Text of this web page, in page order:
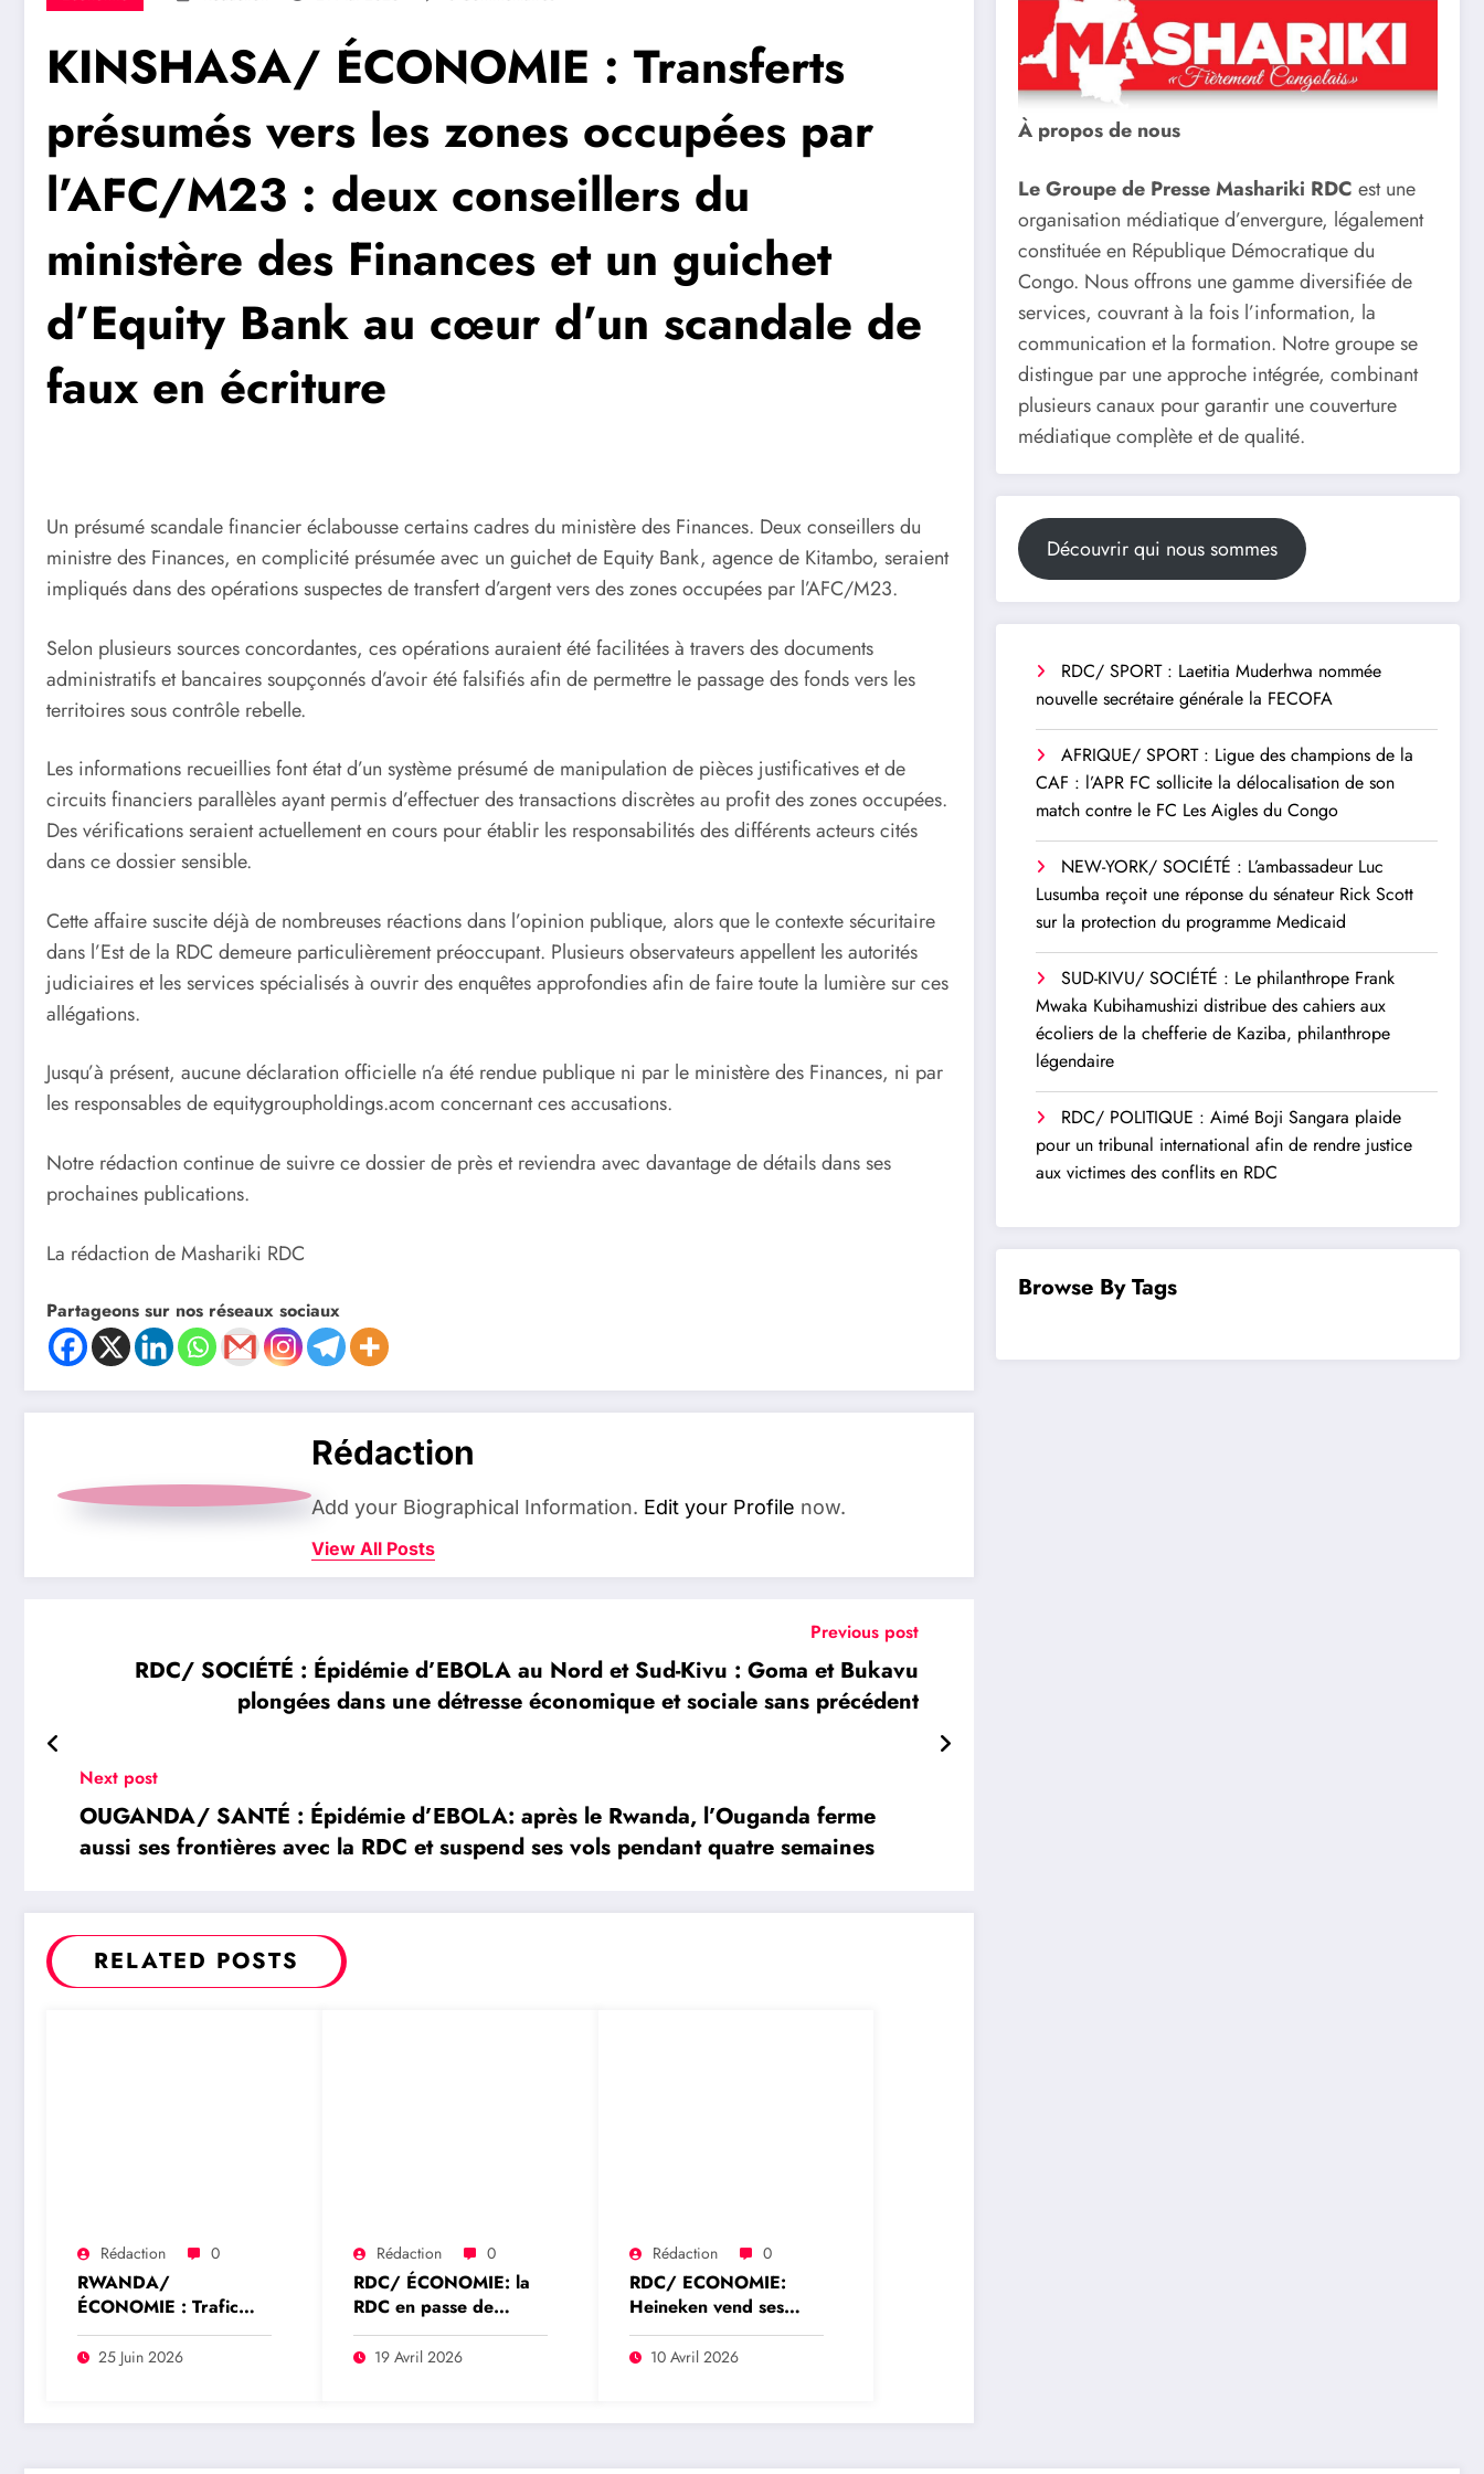
KINSHASA/ ÉCONOMIE : Transferts
présumés vers les zones occupées par
l’AFC/M23 : deux conseillers du
ministère des Finances et un guichet
d’Equity Bank au cœur d’un scandale de
faux en écriture
Un présumé scandale financier éclabousse certains cadres du ministère des Finances. Deux conseillers du
ministre des Finances, en complicité présumée avec un guichet de Equity Bank, agence de Kitambo, seraient
impliqués dans des opérations suspectes de transfert d’argent vers des zones occupées par l’AFC/M23.
Selon plusieurs sources concordantes, ces opérations auraient été facilitées à travers des documents
administratifs et bancaires soupçonnés d’avoir été falsifiés afin de permettre le passage des fonds vers les
territoires sous contrôle rebelle.
Les informations recueillies font état d’un système présumé de manipulation de pièces justificatives et de
circuits financiers parallèles ayant permis d’effectuer des transactions discrètes au profit des zones occupées.
Des vérifications seraient actuellement en cours pour établir les responsabilités des différents acteurs cités
dans ce dossier sensible.
Cette affaire suscite déjà de nombreuses réactions dans l’opinion publique, alors que le contexte sécuritaire
dans l’Est de la RDC demeure particulièrement préoccupant. Plusieurs observateurs appellent les autorités
judiciaires et les services spécialisés à ouvrir des enquêtes approfondies afin de faire toute la lumière sur ces
allégations.
Jusqu’à présent, aucune déclaration officielle n’a été rendue publique ni par le ministère des Finances, ni par
les responsables de equitygroupholdings.acom concernant ces accusations.
Notre rédaction continue de suivre ce dossier de près et reviendra avec davantage de détails dans ses
prochaines publications.
La rédaction de Mashariki RDC
Partageons sur nos réseaux sociaux
Rédaction
Add your Biographical Information. Edit your Profile now.
View All Posts
Previous post
RDC/ SOCIÉTÉ : Épidémie d’EBOLA au Nord et Sud-Kivu : Goma et Bukavu
plongées dans une détresse économique et sociale sans précédent
Next post
OUGANDA/ SANTÉ : Épidémie d’EBOLA: après le Rwanda, l’Ouganda ferme
aussi ses frontières avec la RDC et suspend ses vols pendant quatre semaines
RELATED POSTS
Rédaction 0
RWANDA/
ÉCONOMIE : Trafic
illicite de minerais : les
États-Unis frappent un
25 Juin 2026
Rédaction 0
RDC/ ÉCONOMIE: la
RDC en passe de
devenir la 5ᵉ puissance
d’Afrique
19 Avril 2026
Rédaction 0
RDC/ ECONOMIE:
Heineken vend ses
actions sans fermer
l’entreprise : Heineken
officiellement la RDC
10 Avril 2026
À propos de nous
Le Groupe de Presse Mashariki RDC est une
organisation médiatique d’envergure, légalement
constituée en République Démocratique du
Congo. Nous offrons une gamme diversifiée de
services, couvrant à la fois l’information, la
communication et la formation. Notre groupe se
distingue par une approche intégrée, combinant
plusieurs canaux pour garantir une couverture
médiatique complète et de qualité.
Découvrir qui nous sommes
RDC/ SPORT : Laetitia Muderhwa nommée
nouvelle secrétaire générale la FECOFA
AFRIQUE/ SPORT : Ligue des champions de la
CAF : l’APR FC sollicite la délocalisation de son
match contre le FC Les Aigles du Congo
NEW-YORK/ SOCIÉTÉ : L’ambassadeur Luc
Lusumba reçoit une réponse du sénateur Rick Scott
sur la protection du programme Medicaid
SUD-KIVU/ SOCIÉTÉ : Le philanthrope Frank
Mwaka Kubihamushizi distribue des cahiers aux
écoliers de la chefferie de Kaziba, philanthrope
légendaire
RDC/ POLITIQUE : Aimé Boji Sangara plaide
pour un tribunal international afin de rendre justice
aux victimes des conflits en RDC
Browse By Tags